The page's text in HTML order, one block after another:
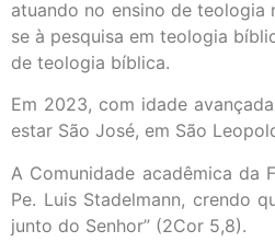
atuando no ensino de teologia
se à pesquisa em teologia
de teologia bíblica.
Em 2023, com idade
estar São José, em São
A Comunidade acadêmica da
Pe. Luis Stadelmann, crendo
junto do Senhor” (2Cor 5,8).